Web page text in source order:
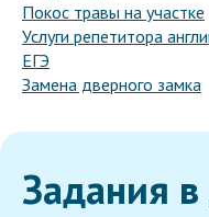
Покос травы на участке
Услуги репетитора
ЕГЭ
Замена дверного замка
Задания в